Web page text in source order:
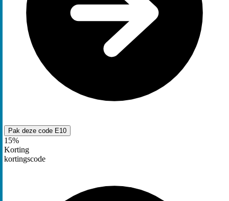
Pak deze code E10
15%
Korting
kortingscode